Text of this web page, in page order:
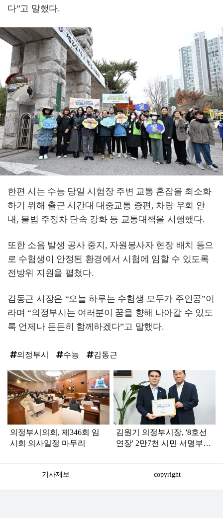
다”고 말했다.
한편 시는 수능 당일 시험장 주변 교통 혼잡을 최소화
하기 위해 출근 시간대 대중교통 증편, 차량 우회 안
내, 불법 주정차 단속 강화 등 교통대책을 시행했다.
또한 소음 발생 공사 중지, 자원봉사자 현장 배치 등으
로 수험생이 안정된 환경에서 시험에 임할 수 있도록
전방위 지원을 펼쳤다.
김동근 시장은 “오늘 하루는 수험생 모두가 주인공”이
라며 “의정부시는 여러분이 꿈을 향해 나아갈 수 있도
록 언제나 든든히 함께하겠다”고 말했다.
의정부시 수능 김동근
탑
라
인
의정부시의회, 제346회 임
시회 의사일정 마무리
김원기 의정부시장, '8호선
연장' 2만7천 시민 서명부
기사제보 copyright